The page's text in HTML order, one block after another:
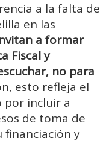
a la falta de
en las
a formar
Fiscal y
no para
esto refleja el
por incluir a
de toma de
financiación y